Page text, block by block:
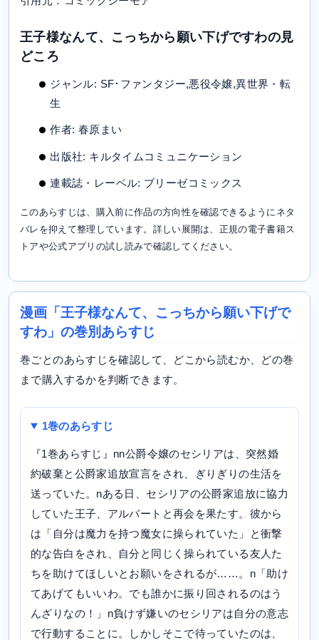
王子様なんて、こっちから願い下げですわの見
どころ
ジャンル: SF･ファンタジー,悪役令嬢,異世界・転
生
作者: 春原まい
出版社: キルタイムコミュニケーション
連載誌・レーベル: ブリーゼコミックス
このあらすじは、購入前に作品の方向性を確認できるようにネタ
バレを抑えて整理しています。詳しい展開は、正規の電子書籍ス
トアや公式アプリの試し読みで確認してください。
漫画「王子様なんて、こっちから願い下げで
すわ」の巻別あらすじ
巻ごとのあらすじを確認して、どこから読むか、どの巻
まで購入するかを判断できます。
1巻のあらすじ
『1巻あらすじ』nn公爵令嬢のセシリアは、突然婚
約破棄と公爵家追放宣言をされ、ぎりぎりの生活を
送っていた。nある日、セシリアの公爵家追放に協力
していた王子、アルバートと再会を果たす。彼から
は「自分は魔力を持つ魔女に操られていた」と衝撃
的な告白をされ、自分と同じく操られている友人た
ちを助けてほしいとお願いをされるが……。n「助け
てあげてもいいわ。でも誰かに振り回されるのはう
んざりなの！」n負けず嫌いのセシリアは自分の意志
で行動することに。しかしそこで待っていたのは、